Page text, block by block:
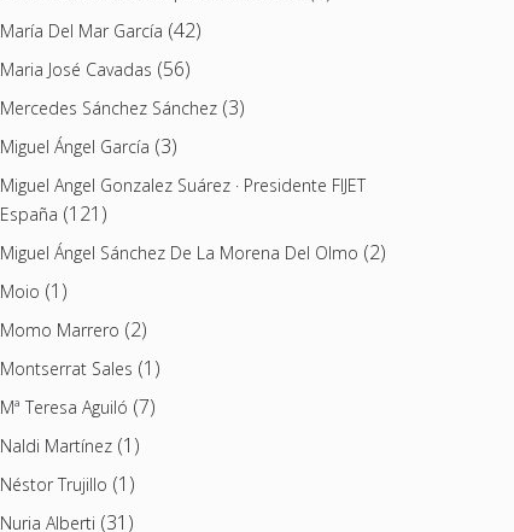
María Del Mar García (42)
Maria José Cavadas (56)
Mercedes Sánchez Sánchez(3)
Miguel Ángel García (3)
Miguel Angel Gonzalez Suárez · Presidente FIJET
España (121)
Miguel Ángel Sánchez De La Morena Del Olmo (2)
Moio (1)
Momo Marrero (2)
Montserrat Sales (1)
Mª Teresa Aguiló (7)
Naldi Martínez(1)
Néstor Trujillo (1)
Nuria Alberti (31)